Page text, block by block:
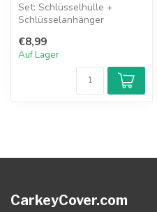
Set: Schlüsselhülle +
Schlüsselanhänger
€8,99
Auf Lager
CarkeyCover.com